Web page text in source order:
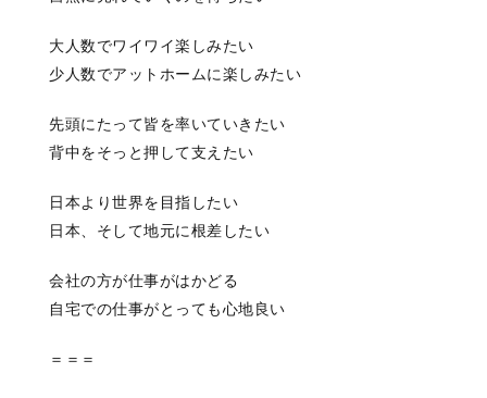
大人数でワイワイ楽しみたい
少人数でアットホームに楽しみたい
先頭にたって皆を率いていきたい
背中をそっと押して支えたい
日本より世界を目指したい
日本、そして地元に根差したい
会社の方が仕事がはかどる
自宅での仕事がとっても心地良い
＝＝＝